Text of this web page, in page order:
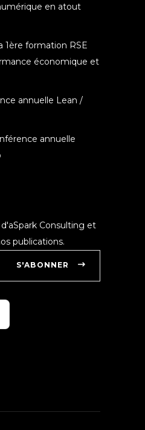
en atout
1ère formation RSE
économique et
annuelle Lean /
annuelle
Consulting et
publications.
S'ABONNER